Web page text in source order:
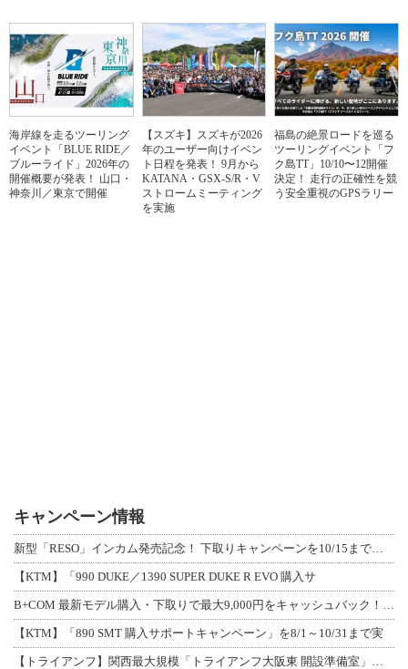
海岸線を走るツーリング
イベント「BLUE RIDE／
ブルーライド」2026年の
開催概要が発表！ 山口・
神奈川／東京で開催
【スズキ】スズキが2026
年のユーザー向けイベン
ト日程を発表！ 9月から
KATANA・GSX-S/R・V
ストロームミーティング
を実施
福島の絶景ロードを巡る
ツーリングイベント「フ
ク島TT」10/10〜12開催
決定！ 走行の正確性を競
う安全重視のGPSラリー
キャンペーン情報
【KTM】「990 DUKE／1390 SUPER DUKE R EVO 購入サ
【KTM】「890 SMT 購入サポートキャンペーン」を8/1～10/31まで実